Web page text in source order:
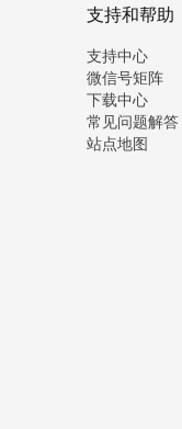
支持和帮助
支持中心
微信号矩阵
下载中心
常见问题解答
站点地图